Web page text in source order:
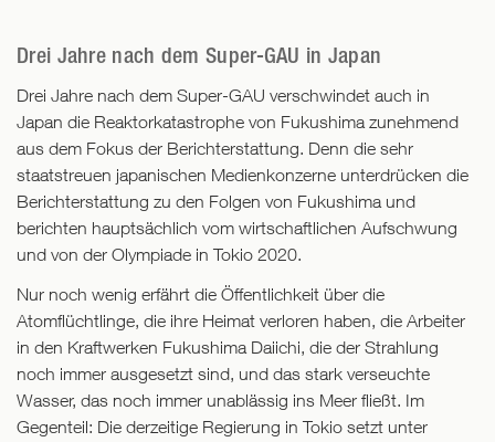
Drei Jahre nach dem Super-GAU in Japan
Drei Jahre nach dem Super-GAU verschwindet auch in
Japan die Reaktorkatastrophe von Fukushima zunehmend
aus dem Fokus der Berichterstattung. Denn die sehr
staatstreuen japanischen Medienkonzerne unterdrücken die
Berichterstattung zu den Folgen von Fukushima und
berichten hauptsächlich vom wirtschaftlichen Aufschwung
und von der Olympiade in Tokio 2020.
Nur noch wenig erfährt die Öffentlichkeit über die
Atomflüchtlinge, die ihre Heimat verloren haben, die Arbeiter
in den Kraftwerken Fukushima Daiichi, die der Strahlung
noch immer ausgesetzt sind, und das stark verseuchte
Wasser, das noch immer unablässig ins Meer fließt. Im
Gegenteil: Die derzeitige Regierung in Tokio setzt unter